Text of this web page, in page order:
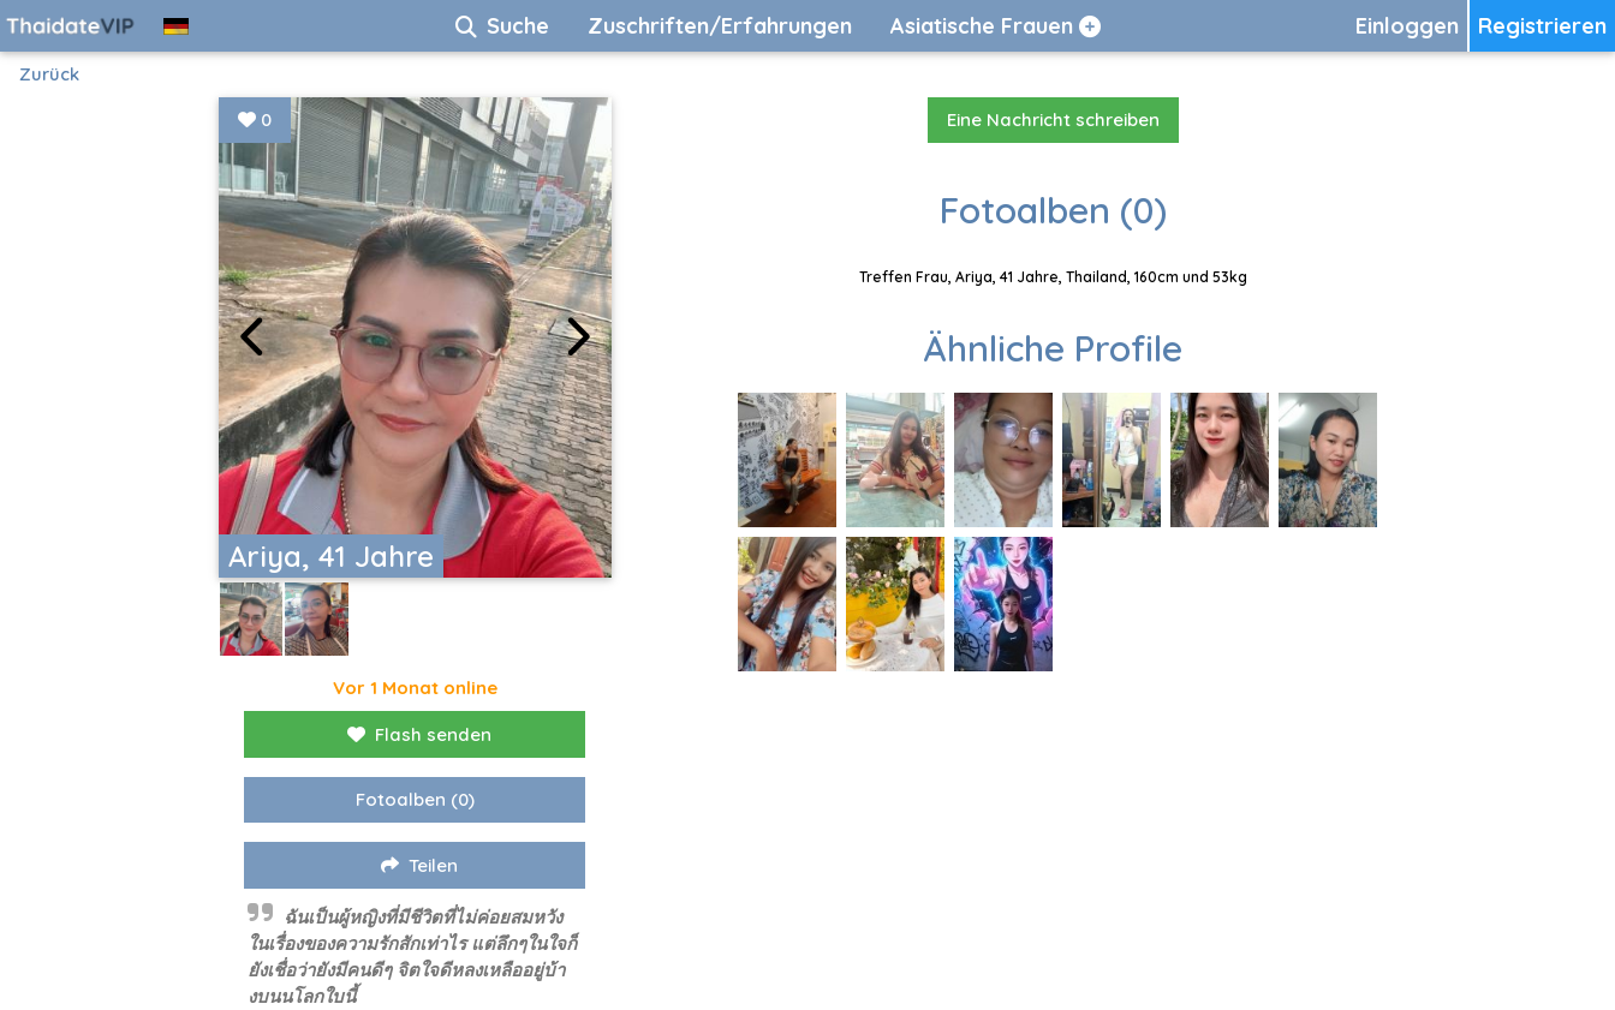
Registrieren
Einloggen
Suche Zuschriften/Erfahrungen Asiatische Frauen
Zurück
Ariya, 41 Jahre
0
Vor 1 Monat online
Flash senden
Fotoalben (0)
Teilen
ฉันเป็นผู้หญิงที่มีชีวิตที่ไม่ค่อยสมหวัง
ในเรื่องของความรักสักเท่าไร แต่ลึกๆในใจก็
ยังเชื่อว่ายังมีคนดีๆ จิตใจดีหลงเหลืออยู่บ้า
งบนนโลกใบนี้
Eine Nachricht schreiben
Fotoalben (0)
Treffen Frau, Ariya, 41 Jahre, Thailand, 160cm und 53kg
Ähnliche Profile